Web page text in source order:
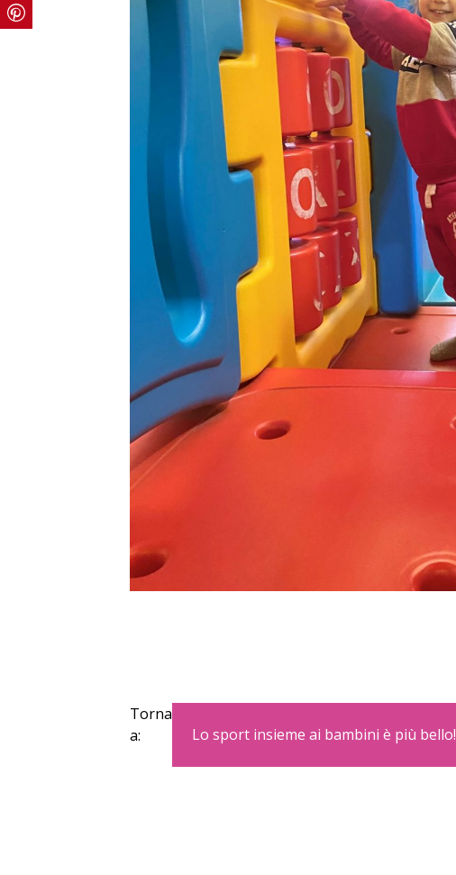
Torna
a:
Lo sport insieme ai bambini è più bello!